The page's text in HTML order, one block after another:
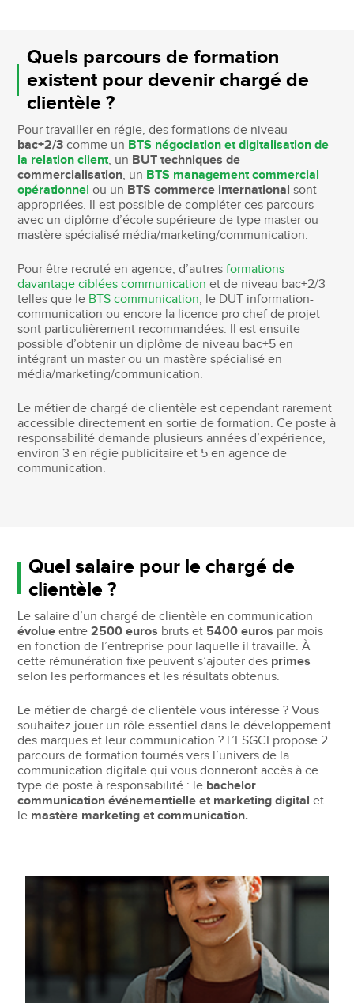
Quels parcours de formation
existent pour devenir chargé de
clientèle ?
Pour travailler en régie, des formations de niveau
bac+2/3 comme un BTS négociation et digitalisation de
la relation client, un BUT techniques de
commercialisation, un BTS management commercial
opérationnel ou un BTS commerce internationalsont
appropriées. Il est possible de compléter ces parcours
avec un diplôme d’école supérieure de type master ou
mastère spécialisé média/marketing/communication.
Pour être recruté en agence, d’autresformations
davantage ciblées communication et de niveau bac+2/3
telles que le BTS communication, le DUT information-
communication ou encore la licence pro chef de projet
sont particulièrement recommandées. Il est ensuite
possible d’obtenir un diplôme de niveau bac+5 en
intégrant un master ou un mastère spécialisé en
média/marketing/communication.
Le métier de chargé de clientèle est cependant rarement
accessible directement en sortie de formation. Ce poste à
responsabilité demande plusieurs années d’expérience,
environ 3 en régie publicitaire et 5 en agence de
communication.
Quel salaire pour le chargé de
clientèle ?
Le salaire d’un chargé de clientèle en communication
évolue entre2500 euros bruts et 5400 euros par mois
en fonction de l’entreprise pour laquelle il travaille. À
cette rémunération fixe peuvent s’ajouter des primes
selon les performances et les résultats obtenus.
Le métier de chargé de clientèle vous intéresse ? Vous
souhaitez jouer un rôle essentiel dans le développement
des marques et leur communication ? L’ESGCI propose 2
parcours de formation tournés vers l’univers de la
communication digitale qui vous donneront accès à ce
type de poste à responsabilité : le bachelor
communication événementielle et marketing digitalet
le mastère marketing et communication.